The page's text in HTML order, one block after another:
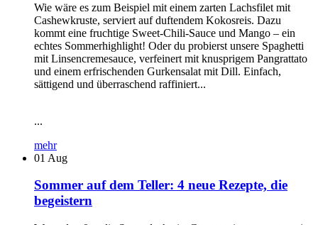
Wie wäre es zum Beispiel mit einem zarten Lachsfilet mit
Cashewkruste, serviert auf duftendem Kokosreis. Dazu
kommt eine fruchtige Sweet-Chili-Sauce und Mango – ein
echtes Sommerhighlight! Oder du probierst unsere Spaghetti
mit Linsencremesauce, verfeinert mit knusprigem Pangrattato
und einem erfrischenden Gurkensalat mit Dill. Einfach,
sättigend und überraschend raffiniert...
...
mehr
01 Aug
Sommer auf dem Teller: 4 neue Rezepte, die
begeistern